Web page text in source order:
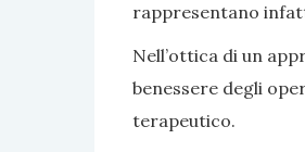
rappresentano
Nell’ottica di un
benessere degli
terapeutico.